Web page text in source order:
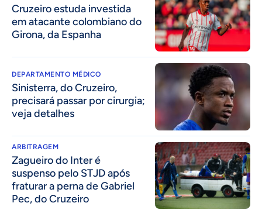
Cruzeiro estuda investida
em atacante colombiano do
Girona, da Espanha
DEPARTAMENTO MÉDICO
Sinisterra, do Cruzeiro,
precisará passar por cirurgia;
veja detalhes
ARBITRAGEM
Zagueiro do Inter é
suspenso pelo STJD após
fraturar a perna de Gabriel
Pec, do Cruzeiro